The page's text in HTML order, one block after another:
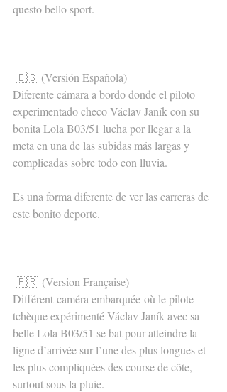
questo bello sport.
🇪🇸 (Versión Española)
Diferente cámara a bordo donde el piloto
experimentado checo Václav Janík con su
bonita Lola B03/51 lucha por llegar a la
meta en una de las subidas más largas y
complicadas sobre todo con lluvia.
Es una forma diferente de ver las carreras de
este bonito deporte.
🇫🇷 (Version Française)
Différent caméra embarquée où le pilote
tchèque expérimenté Václav Janík avec sa
belle Lola B03/51 se bat pour atteindre la
ligne d’arrivée sur l’une des plus longues et
les plus compliquées des course de côte,
surtout sous la pluie.